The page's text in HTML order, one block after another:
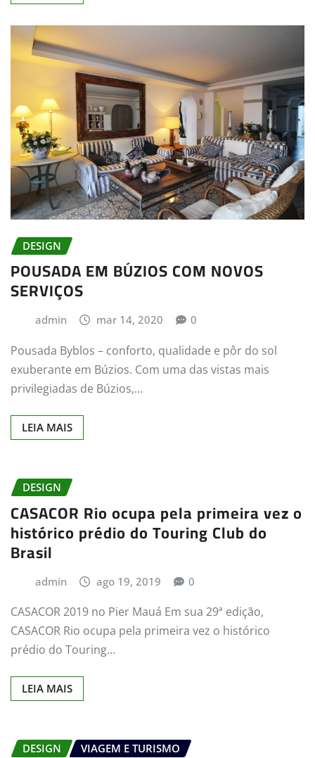
DESIGN
POUSADA EM BÚZIOS COM NOVOS
SERVIÇOS
admin mar 14, 2020 0
Pousada Byblos – conforto, qualidade e pôr do sol
exuberante em Búzios. Com uma das vistas mais
privilegiadas de Búzios,…
LEIA MAIS
DESIGN
CASACOR Rio ocupa pela primeira vez o
histórico prédio do Touring Club do
Brasil
admin ago 19, 2019 0
CASACOR 2019 no Pier Mauá Em sua 29ª edição,
CASACOR Rio ocupa pela primeira vez o histórico
prédio do Touring…
LEIA MAIS
DESIGN VIAGEM E TURISMO